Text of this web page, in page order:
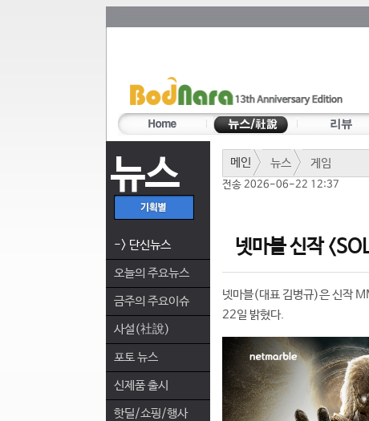
뉴스
-> 단신뉴스
오늘의 주요뉴스
금주의 주요이슈
사설(社說)
포토 뉴스
신제품 출시
핫딜/쇼핑/행사
메인 뉴스 게임
전송 2026-06-22 12:37
넷마블 신작
넷마블(대표 김병규)은 신작
22일 밝혔다.